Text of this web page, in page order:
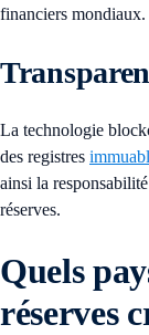
financiers mondiaux.
La technologie
des registres
ainsi la
réserves.
Quels
réserves